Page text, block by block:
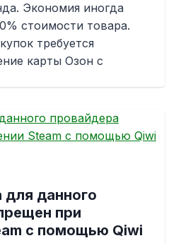
Экономия иногда
стоимости товара.
требуется
карты Озон с
данного
при
с помощью Qiwi